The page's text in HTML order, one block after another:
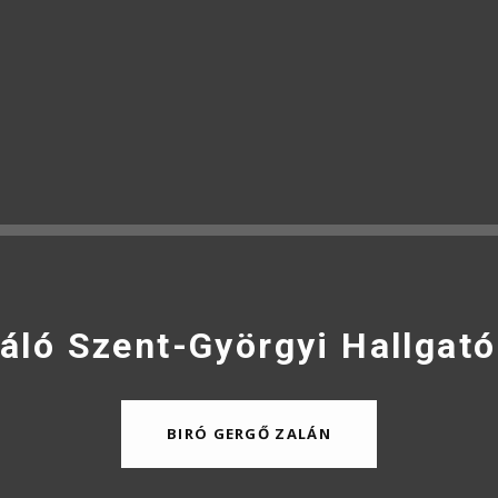
Szent-Györgyi
BIRÓ GERGŐ ZALÁN